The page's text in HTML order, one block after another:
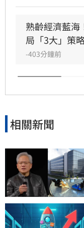
控總經理林維
助企業將永續
茂、宏碁及金
台新新光金控
年獲標普全球
MSCI ESG AAA
邁向永續發展的
熟齡經濟藍海
局「3大」策
-403分鐘前
相關新聞